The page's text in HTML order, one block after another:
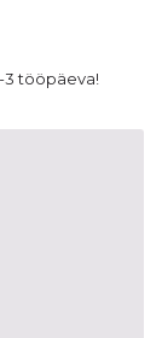
3 tööpäeva!